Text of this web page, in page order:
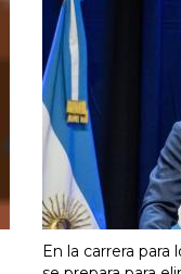
En la carrera para